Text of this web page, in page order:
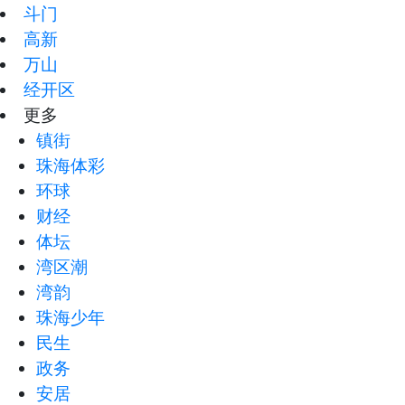
斗门
高新
万山
经开区
更多
镇街
珠海体彩
环球
财经
体坛
湾区潮
湾韵
珠海少年
民生
政务
安居